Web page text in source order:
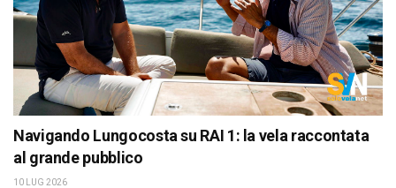
Navigando Lungocosta su RAI 1: la vela raccontata
al grande pubblico
10 LUG 2026